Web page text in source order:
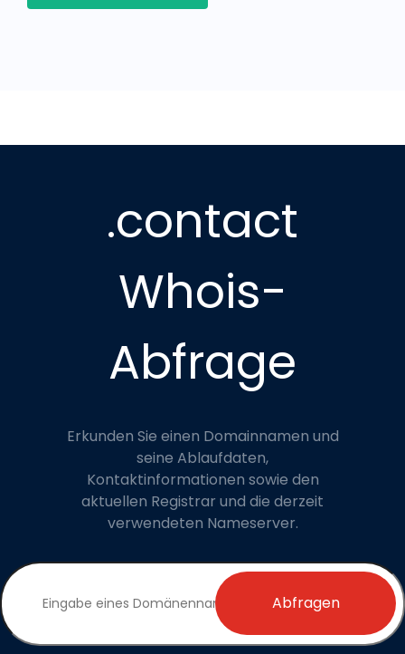
.contact
Whois-
Abfrage
Erkunden Sie einen Domainnamen und
seine Ablaufdaten,
Kontaktinformationen sowie den
aktuellen Registrar und die derzeit
verwendeten Nameserver.
Abfragen